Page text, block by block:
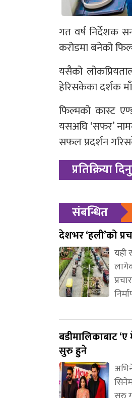
गत वर्ष निर्देशक
करोडमा बनेको
यसैको
हेरिसकेका दर्शक
फिल्मको कास्ट
यसअघि ‘सफर’
सफल प्रदर्शन
प्रतिक्रिया
संबन्धित
देशभर ‘हली’को
यही
बडीमालिकाबाट
सुरु हुने